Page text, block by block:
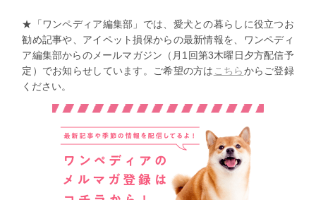
★「ワンペディア編集部」では、愛犬との暮らしに役立つお
勧め記事や、アイペット損保からの最新情報を、ワンペディ
ア編集部からのメールマガジン（月1回第3木曜日夕方配信予
定）でお知らせしています。ご希望の方は こちらからご登録
ください。